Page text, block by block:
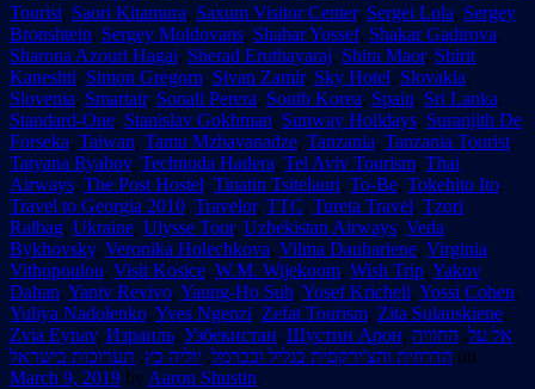
Tourist, Saori Kitamura, Saxum Visitor Center, Sergei Lola, Sergey
Bronshtein, Sergey Moldovans, Shahar Yossef, Shakar Gadirova,
Sharona Azouri Hagai, Sherad Eruthayaraj, Shira Maor, Shirit
Kaneshti, Simon Gregorn, Sivan Zamir, Sky Hotel, Slovakia,
Slovenia, Smartair, Sonali Perera, South Korea, Spain, Sri Lanka,
Standard-One, Stanislav Gokhman, Sunway Holidays, Suranjith De
Forseka, Taiwan, Tamu Mzhavanadze, Tanzania, Tanzania Tourist,
Tatyana Ryabov, Technoda Hadera, Tel Aviv Tourism, Thai
Airways, The Post Hostel, Tinatin Tsitelauri, To-Be, Tokehito Ito,
Travel to Georgia 2010, Travelor, TTC, Tureta Travel, Tzori
Ralbag, Ukraine, Ulysse Tour, Uzbekistan Airways, Veda
Bykhovsky, Veronika Holechkova, Vilma Daubariene, Virginia
Vithopoulou, Visit Kosice, W.M. Wijekoom, Wish Trip, Yakov
Dahan, Yaniv Revivo, Yaung-Ho Suh, Yosef Kricheli, Yossi Cohen,
Yuliya Nadolenko, Yves Ngenzi, Zefat Tourism, Zita Sulauskiene,
Zvia Eynav, Израиль, Узбекистан, Шустин Арон, אל על, החוויה
הדרוזית והצ'ירקסית בגליל ובכרמל, יוליה כץ, תערוכות בישראל
on
March 9, 2019 by Aaron Shustin.